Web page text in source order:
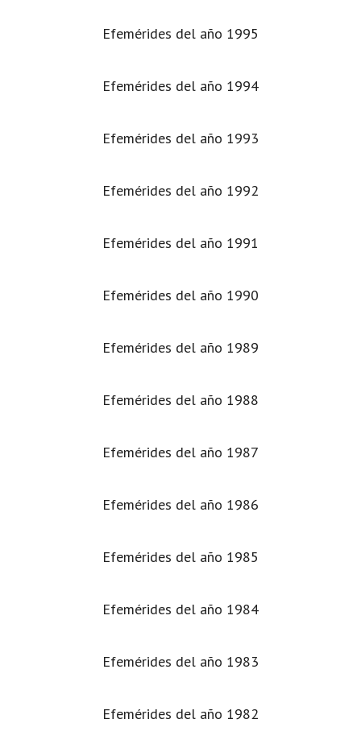
Efemérides del año 1995
Efemérides del año 1994
Efemérides del año 1993
Efemérides del año 1992
Efemérides del año 1991
Efemérides del año 1990
Efemérides del año 1989
Efemérides del año 1988
Efemérides del año 1987
Efemérides del año 1986
Efemérides del año 1985
Efemérides del año 1984
Efemérides del año 1983
Efemérides del año 1982